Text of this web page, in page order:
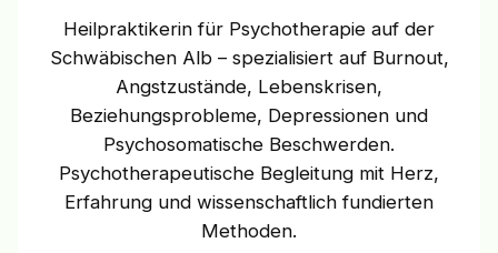
Heilpraktikerin für Psychotherapie auf der
Schwäbischen Alb – spezialisiert auf Burnout,
Angstzustände, Lebenskrisen,
Beziehungsprobleme, Depressionen und
Psychosomatische Beschwerden.
Psychotherapeutische Begleitung mit Herz,
Erfahrung und wissenschaftlich fundierten
Methoden.